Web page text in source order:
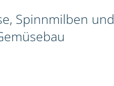
Spinnmilben